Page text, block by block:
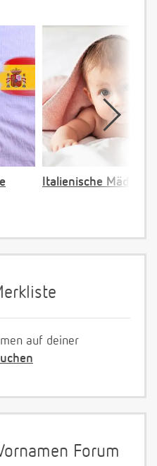
Italienische
auf deiner
Forum